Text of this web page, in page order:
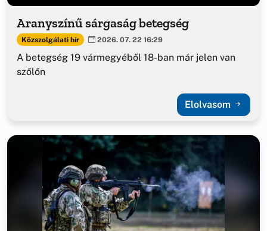
Aranyszínű sárgaság betegség
Közszolgálati hír 2026. 07. 22 16:29
A betegség 19 vármegyéből 18-ban már jelen van
szőlőn
Elolvasom